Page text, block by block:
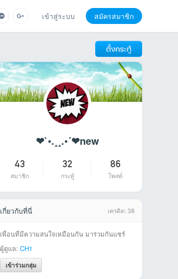
เข้าสู่ระบบ สมัครสมาชิก
❤`•.¸¸.•´❤new
43
สมาชิก
32
กระทู้
86
โพสต์
เกี่ยวกับที่นี่ เครดิต: 38
เพื่อนที่มีความสนใจเหมือนกัน มาร่วมกันแชร์
ผู้ดูแล: CH1
เข้าร่วมกลุ่ม